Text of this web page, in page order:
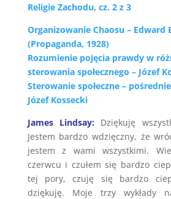
Religie Zachodu, cz. 2 z 3
Organizowanie Chaosu – Edward
(Propaganda, 1928)
Rozumienie pojęcia prawdy w
sterowania społecznego – Józef
Sterowanie społeczne –
Józef Kossecki
James Lindsay:
Dziękuję
Jestem bardzo wdzięczny, że
jestem z wami wszystkimi.
czerwcu i czułem się bardzo
tej pory, czuję się bardzo
dziękuję. Moje trzy wykłady